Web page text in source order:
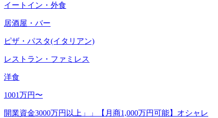
イートイン・外食
居酒屋・バー
ピザ・パスタ(イタリアン)
レストラン・ファミレス
洋食
1001万円〜
開業資金3000万円以上」」【月商1,000万円可能】オシャレ